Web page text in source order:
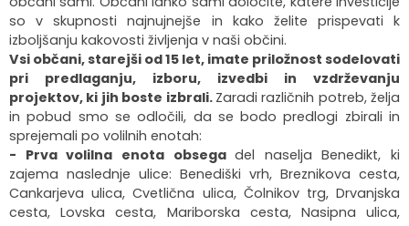
so v skupnosti najnujnejše in kako želite prispevati k
izboljšanju kakovosti življenja v naši občini.
Vsi občani, starejši od 15 let, imate priložnost sodelovati
pri predlaganju, izboru, izvedbi in vzdrževanju
projektov, ki jih boste izbrali. Zaradi različnih potreb, želja
in pobud smo se odločili, da se bodo predlogi zbirali in
sprejemali po volilnih enotah:
- Prva volilna enota obsegadel naselja Benedikt, ki
zajema naslednje ulice: Benediški vrh, Breznikova cesta,
Cankarjeva ulica, Cvetlična ulica, Čolnikov trg, Drvanjska
cesta, Lovska cesta, Mariborska cesta, Nasipna ulica,